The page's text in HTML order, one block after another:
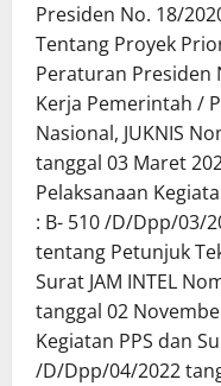
Presiden No. 18/
Tentang Proyek
Peraturan Presiden
Kerja Pemerintah /
Nasional, JUKNIS
tanggal 03 Maret
Pelaksanaan
: B- 510 /D/Dpp/03/
tentang Petunjuk
Surat JAM INTEL
tanggal 02
Kegiatan PPS dan
/D/Dpp/04/2022